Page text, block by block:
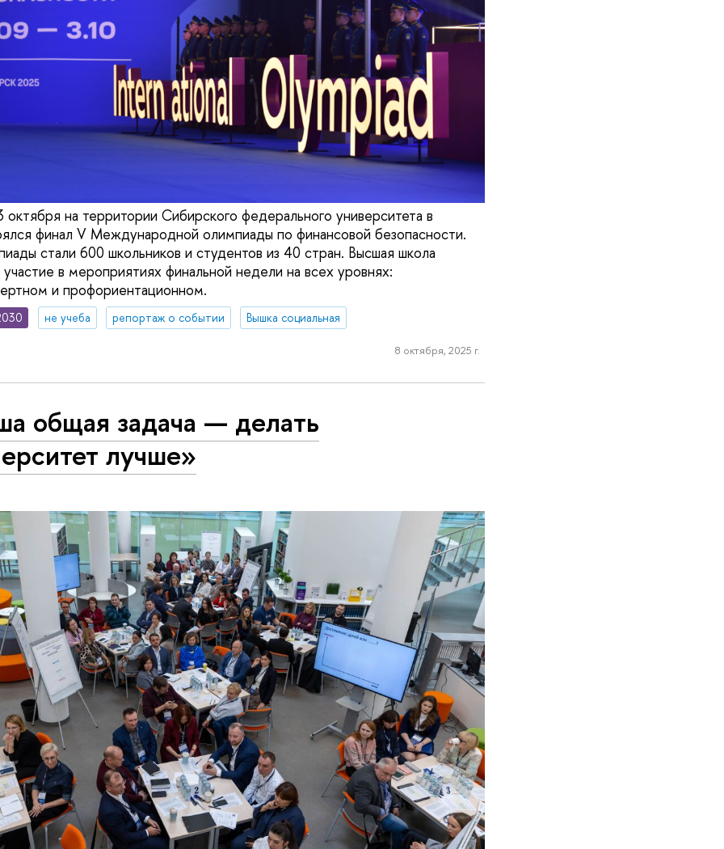
на территории Сибирского федерального университета в
финал V Международной олимпиады по финансовой безопасности.
стали 600 школьников и студентов из 40 стран. Высшая школа
в мероприятиях финальной недели на всех уровнях:
и профориентационном.
не учеба репортаж о событии Вышка социальная
8 октября, 2025 г.
общая задача — делать
лучше»